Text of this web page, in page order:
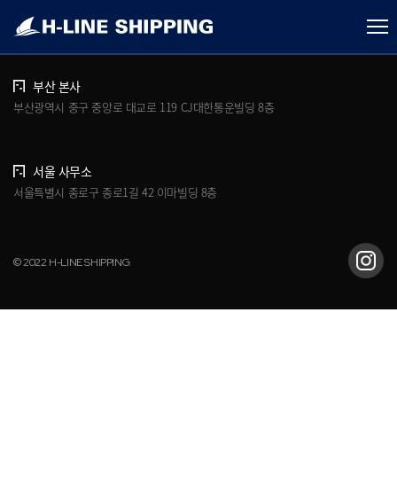
개인정보처리방침 브로슈어 다운로드
부산 본사
부산광역시 중구 중앙로 대교로 119 CJ대한통운빌딩 8층
서울 사무소
서울특별시 종로구 종로1길 42 이마빌딩 8층
© 2022 H-LINE SHIPPING.